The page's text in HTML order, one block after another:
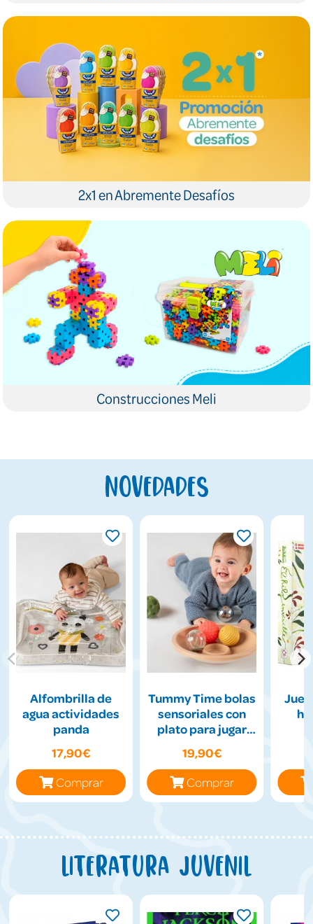
2x1 en Abremente Desafíos
Construcciones Meli
Novedades
Alfombrilla de
agua actividades
panda
17,90€
Comprar
Tummy Time bolas
sensoriales con
plato para jugar
19,90€
Comprar
Literatura juvenil